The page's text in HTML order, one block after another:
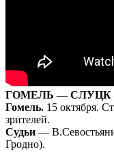
ГОМЕЛЬ — СЛУЦК
Гомель. 15 октября.
зрителей.
Судьи —
Гродно).